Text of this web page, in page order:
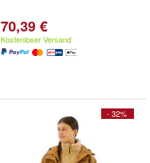
70,39 €
Kostenloser Versand
- 32%